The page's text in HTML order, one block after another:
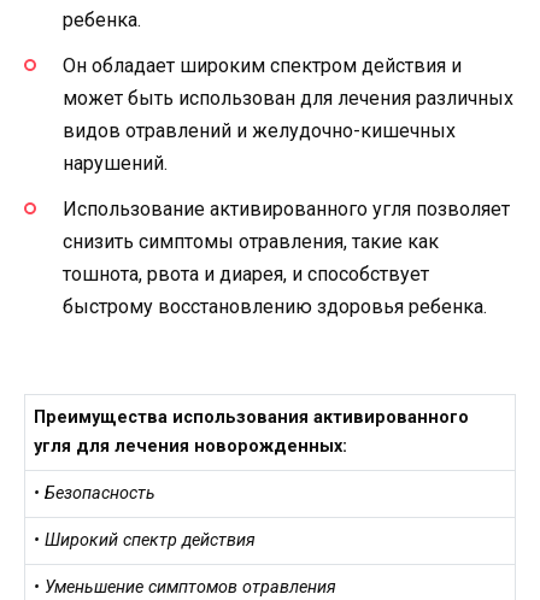
ребенка.
Он обладает широким спектром действия и
может быть использован для лечения различных
видов отравлений и желудочно-кишечных
нарушений.
Использование активированного угля позволяет
снизить симптомы отравления, такие как
тошнота, рвота и диарея, и способствует
быстрому восстановлению здоровья ребенка.
Преимущества использования активированного
угля для лечения новорожденных:
• Безопасность
• Широкий спектр действия
• Уменьшение симптомов отравления